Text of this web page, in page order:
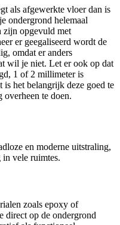
als afgewerkte vloer dan is
ondergrond helemaal
zijn opgevuld met
er geegaliseerd wordt de
omdat er anders
wil je niet. Let er ook op dat
1 of 2 millimeter is
is het belangrijk deze goed te
overheen te doen.
en moderne uitstraling,
vele ruimtes.
zoals epoxy of
direct op de ondergrond